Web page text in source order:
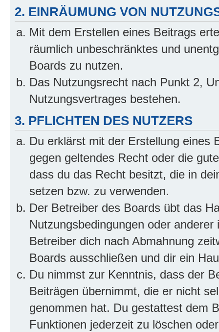
2. EINRÄUMUNG VON
Mit dem Erstellen eines Beitrags
räumlich unbeschränktes und
Boards zu nutzen.
Das Nutzungsrecht nach Punkt 2,
Nutzungsvertrages bestehen.
3. PFLICHTEN DES NUTZERS
Du erklärst mit der Erstellung eines
gegen geltendes Recht oder die
dass du das Recht besitzt, die in
setzen bzw. zu verwenden.
Der Betreiber des Boards übt das
Nutzungsbedingungen oder
Betreiber dich nach Abmahnung
Boards ausschließen und dir ein
Du nimmst zur Kenntnis, dass der
Beiträgen übernimmt, die er nicht
genommen hat. Du gestattest dem
Funktionen jederzeit zu löschen